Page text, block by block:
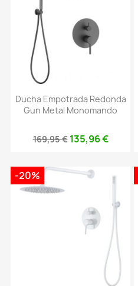
Ducha Empotrada Redonda
Gun Metal Monomando
169,95 € 135,96 €
-20%